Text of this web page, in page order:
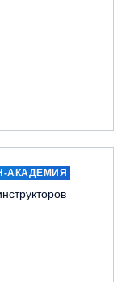
АКАДЕМИЯ